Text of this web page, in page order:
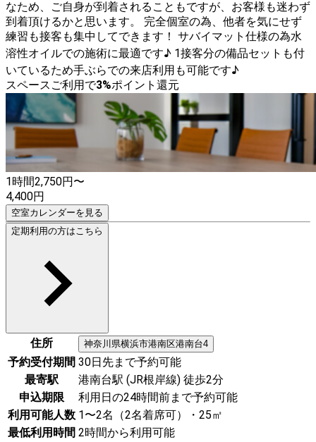
なため、ご自身が到着されることもですが、お客様も迷わず
到着頂けるかと思います。 完全個室の為、他者を気にせず
練習も接客も集中してできます！ サバイマット仕様の為水
溶性オイルでの施術に最適です♪ 1接客分の備品セットも付
いているため手ぶらでの来店利用も可能です♪
スペースご利用で3%ポイント還元
1時間2,750円〜
4,400円
空室カレンダーを見る
定期利用の方はこちら
住所 神奈川県横浜市港南区港南台4
予約受付期間 30日先まで予約可能
最寄駅
港南台駅 (JR根岸線) 徒歩2分
申込期限
利用日の24時間前まで予約可能
利用可能人数 1〜2名（2名着席可）・25㎡
最低利用時間 2時間から利用可能